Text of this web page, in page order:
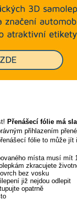
Přenášecí fólie má
přihlazením
fólie to může jít
místa musí mít
zkracujete
bez vosku
již nejdou odlepit
opatrně